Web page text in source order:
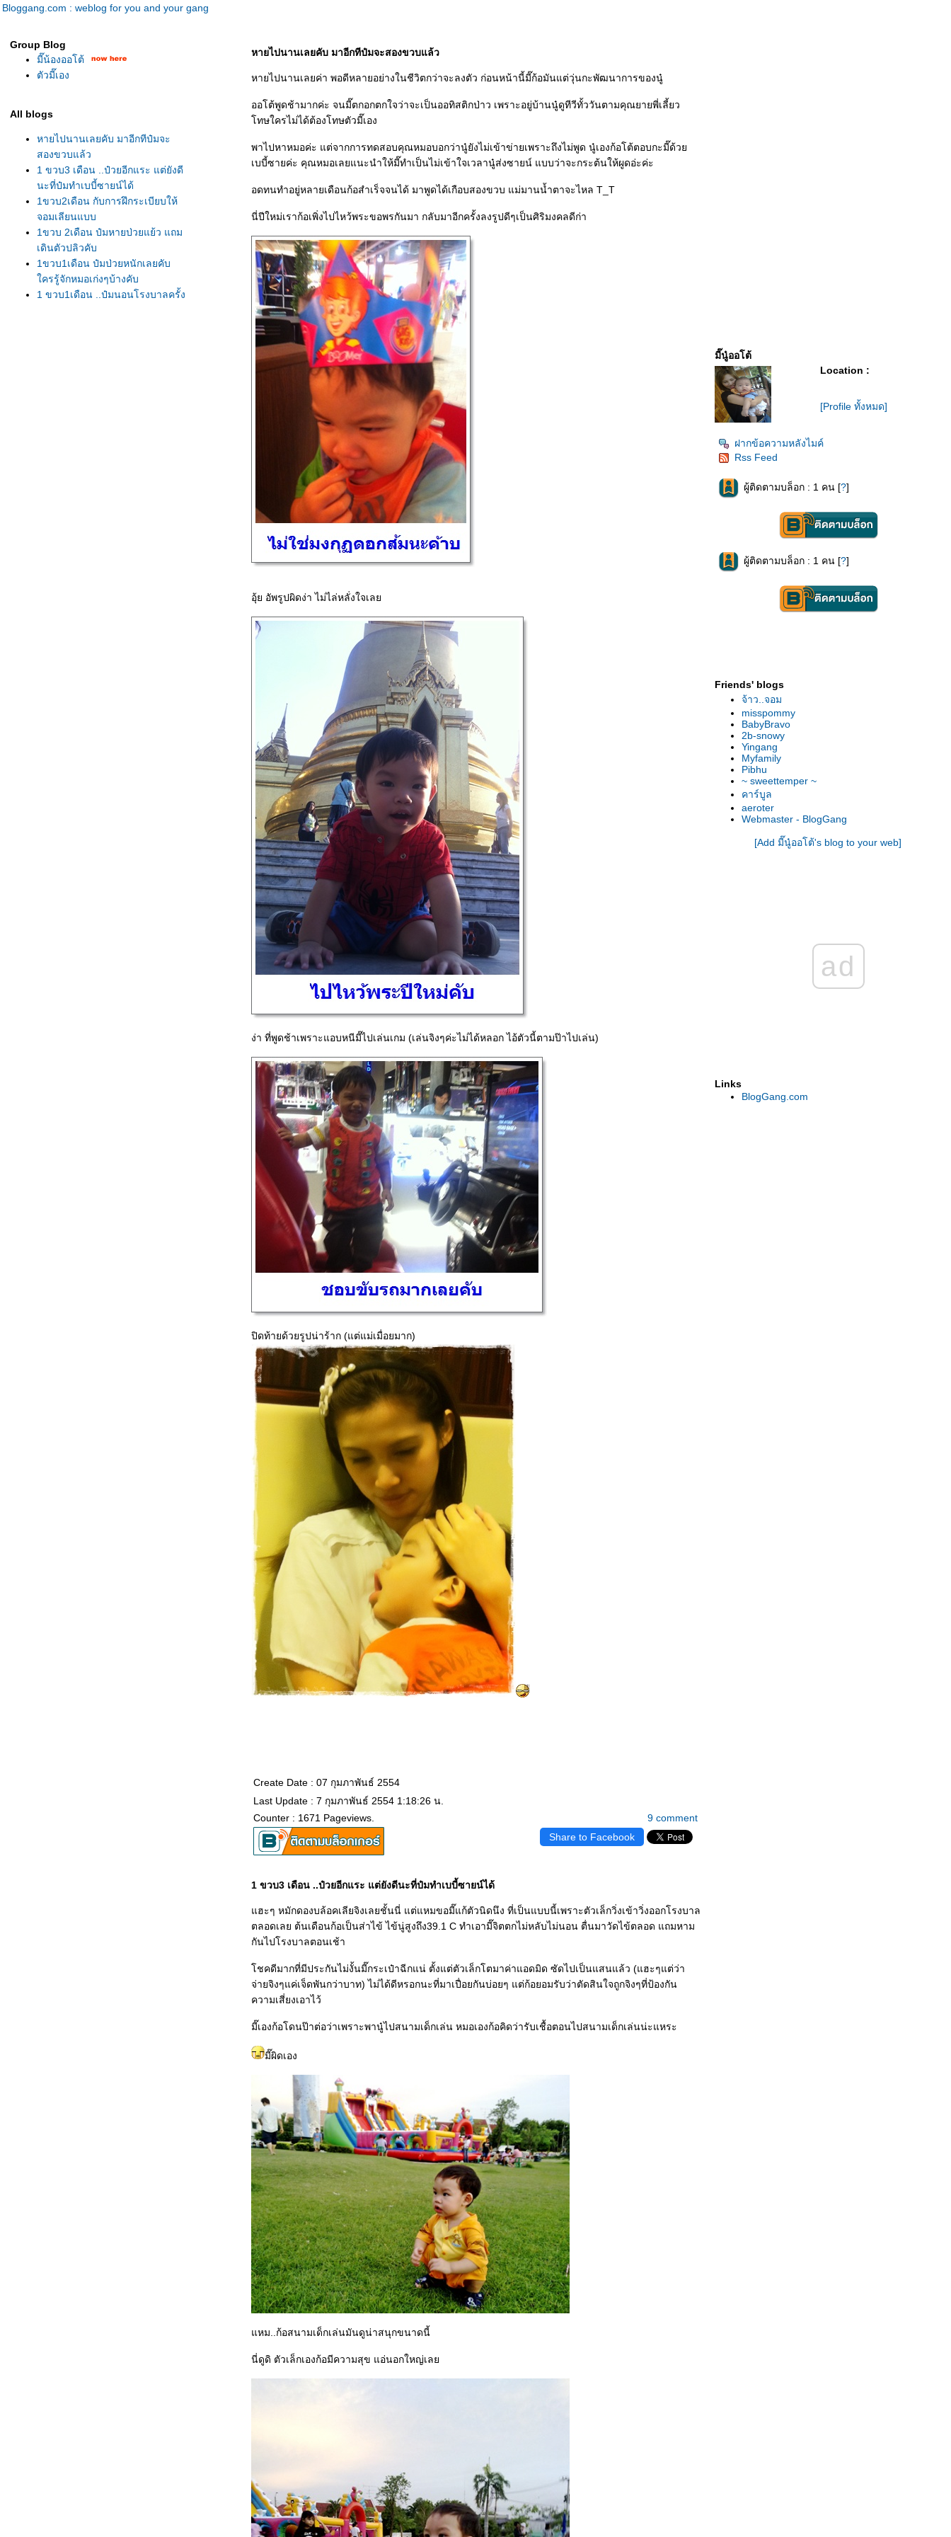
Bloggang.com : weblog for you and your gang
Group Blog
มี๊น้องออโต้
ตัวมี๊เอง
All blogs
หายไปนานเลยคับ มาอีกทีป๋มจะ
สองขวบแล้ว
1 ขวบ3 เดือน ..ป๋วยอีกแระ แต่ยังดี
นะที่ป๋มทำเบบี้ซายน์ได้
1ขวบ2เดือน กับการฝึกระเบียบให้
จอมเลียนแบบ
1ขวบ 2เดือน ป๋มหายป่วยแย้ว แถม
เดินตัวปลิวคับ
1ขวบ1เดือน ป๋มป่วยหนักเลยคับ
ครรู้จักหมอเก่งๆบ้างคับ
1 ขวบ1เดือน ..ป๋มนอนโรงบาลครั้ง
หายไปนานเลยคับ มาอีกทีป๋มจะสองขวบแล้ว
หายไปนานเลยค่า พอดีหลายอย่างในชีวิตกว่าจะลงตัว ก่อนหน้านี้มี๊ก้อมันแต่วุ่นกะพัฒนาการของนู๋
ออโต้พูดช้ามากค่ะ จนมี๊ตกอกตกใจว่าจะเป็นออทิสติกป่าว เพราะอยู่บ้านนู๋ดูทีวีทั้ววันตามคุณยายพี่เลี้ยว
ทษใครไม่ได้ต้องโทษตัวมี๊เอง
พาไปหาหมอค่ะ แต่จากการทดสอบคุณหมอบอกว่านู๋ยังไม่เข้าข่ายเพราะถึงไม่พูด นู๋เองก้อโต้ตอบกะมี๊ด้ว
เบบี้ซายค่ะ คุณหมอเลยแนะนำให้มี๊ทำเป็นไม่เข้าใจเวลานู๋ส่งซายน์ แบบว่าจะกระต้นให้ผูดอ่ะค่ะ
อดทนทำอยู่หลายเดือนก้อสำเร็จจนได้ มาพูดได้เกือบสองขวบ แม่มานน้ำตาจะไหล T_T
นี่ปีใหม่เราก้อเพิ่งไปไหว้พระขอพรกันมา กลับมาอีกครั้งลงรูปดีๆเป็นศิริมงคลดีก่า
อุ้ย อัพรูปผิดง่า ไม่ไล่หลั่งใจเล
ง่า ที่พูดช้าเพราะแอบหนีมี๊ไปเล่นเกม (เล่นจิงๆค่ะไม่ได้หลอก ไอ้ตัวนี้ตามป๊าไปเล่น)
ปิดท้ายด้วยรูปน่าร้าก (แต่แม่เมื่อยมาก)
Create Date : 07 กุมภาพันธ์ 2554
Last Update : 7 กุมภาพันธ์ 2554 1:18:26 น.
Counter : 1671 Pageviews.
9 comment
Share to Facebook
1 ขวบ3 เดือน ..ป๋วยอีกแระ แต่ยังดีนะที่ป๋มทำเบบี้ซายน์ได้
ฮะๆ หมักดองบล้อคเลียจิงเลยชั้นนี่ แต่แหมขอมี๊แก้ตัวนิดนึง ที่เป็นแบบนี้เพราะตัวเล็กวิ่งเข้าวิ่งออกโรงบาล
ตลอดเลย ต้นเดือนก้อเป็นส่าไข้ ไข้นู่สูงถึง39.1 C ทำเอามี๊จิตตกไม่หลับไม่นอน ตื่นมาวัดไข้ตลอด แถมหาม
กันไปโรงบาลตอนเช้า
ชคดีมากที่มีประกันไม่งั้นมี๊กระเป๋าฉีกแน่ ตั้งแต่ตัวเล็กโตมาค่าแอดมิด ซัดไปเป็นแสนแล้ว (แฮะๆแต่ว่า
จ่ายจิงๆแค่เจ็ดพันกว่าบาท) ไม่ได้ดีหรอกนะที่มาเปื่อยกันบ่อยๆ แต่ก้อยอมรับว่าตัดสินใจถูกจิงๆที่ป้องกัน
ความเสี่ยงเอาไว้
มี๊เองก้อโดนป๊าต่อว่าเพราะพานู๋ไปสนามเด็กเล่น หมอเองก้อคิดว่ารับเชื้อตอนไปสนามเด็กเล่นน่ะแหระ
มี๊ผิดเอง
หม..ก้อสนามเด็กเล่นมันดูน่าสนุกขนาดนี้
นี่ดูดิ ตัวเล็กเองก้อมีความสุข แอ่นอกใหญ่เล
มี๊นู๋ออโต้
Location :
[Profile ทั้งหมด]
ฝากข้อความหลังไมค์
Rss Feed
ผู้ติดตามบล็อก : 1 คน [?]
ผู้ติดตามบล็อก : 1 คน [?]
Friends' blogs
จ้าว..จอม
misspommy
BabyBravo
2b-snowy
Yingang
Myfamily
Pibhu
~ sweettemper ~
คาร์บูล
aeroter
Webmaster - BlogGang
[Add มี๊นู๋ออโต้'s blog to your web]
ad
Links
BlogGang.com